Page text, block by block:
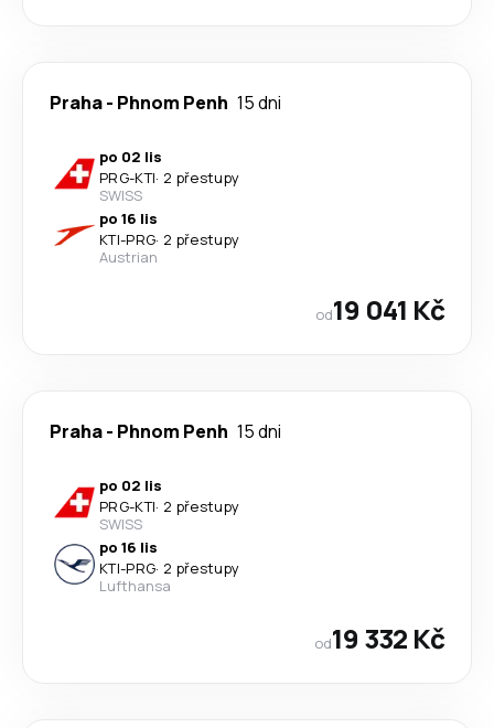
Praha- Phnom Penh 15 dni
po 02 lis
PRG-KTI· 2 přestupy
SWISS
po 16 lis
KTI-PRG· 2 přestupy
Austrian
od19 041 Kč
Praha- Phnom Penh 15 dni
po 02 lis
PRG-KTI· 2 přestupy
SWISS
po 16 lis
KTI-PRG· 2 přestupy
Lufthansa
od19 332 Kč